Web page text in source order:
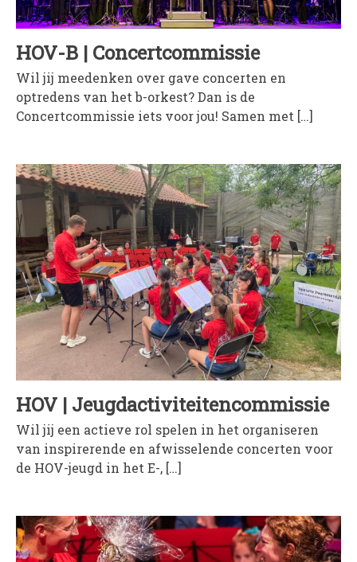
HOV-B | Concertcommissie
Wil jij meedenken over gave concerten en
optredens van het b-orkest? Dan is de
Concertcommissie iets voor jou! Samen met […]
HOV | Jeugdactiviteitencommissie
Wil jij een actieve rol spelen in het organiseren
van inspirerende en afwisselende concerten voor
de HOV-jeugd in het E-, […]